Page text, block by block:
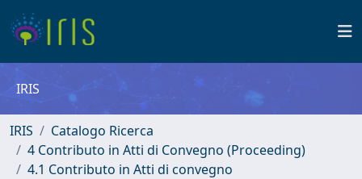
IRIS
IRIS
Catalogo Ricerca
4 Contributo in Atti di Convegno (Proceeding)
4.1 Contributo in Atti di convegno